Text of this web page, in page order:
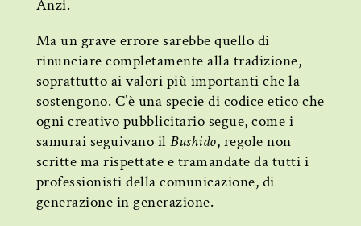
Anzi.
Ma un grave errore sarebbe quello di
rinunciare completamente alla tradizione,
soprattutto ai valori più importanti che la
sostengono. C’è una specie di codice etico che
ogni creativo pubblicitario segue, come i
samurai seguivano ilBushido, regole non
scritte ma rispettate e tramandate da tutti i
professionisti della comunicazione, di
generazione in generazione.